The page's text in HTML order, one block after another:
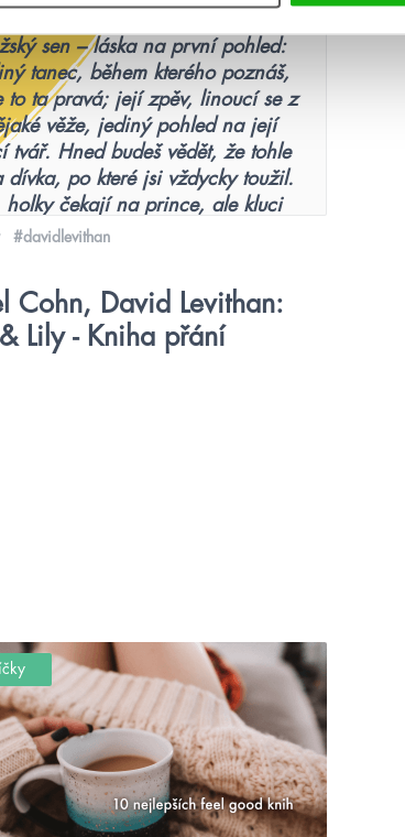
sen – láska na první pohled:
tanec, během kterého poznáš,
to ta pravá; její zpěv, linoucí se z
věže, jediný pohled na její
tvář. Hned budeš vědět, že tohle
dívka, po které jsi vždycky toužil.
holky čekají na prince, ale kluci
hledají své princezny. A nechtějí
hned být jistí.
#davidlevithan
Cohn, David Levithan:
Lily - Kniha přání